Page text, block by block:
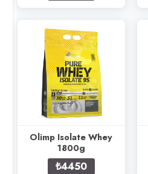
Olimp Isolate Whey
1800g
₺4450